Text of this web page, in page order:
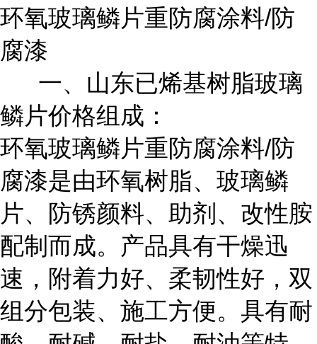
环氧玻璃鳞片重防腐涂料/防
腐漆
一、山东已烯基树脂玻璃
鳞片价格组成：
环氧玻璃鳞片重防腐涂料/防
腐漆是由环氧树脂、玻璃鳞
片、防锈颜料、助剂、改性胺
配制而成。产品具有干燥迅
速，附着力好、柔韧性好，双
组分包装、施工方便。具有耐